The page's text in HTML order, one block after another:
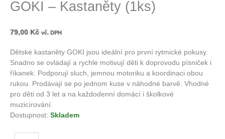
GOKI – Kastaněty (1ks)
79,00 Kč vč. DPH
Dětské kastaněty GOKI jsou ideální pro první rytmické pokusy.
Snadno se ovládají a rychle motivují děti k doprovodu písniček i
říkanek. Podporují sluch, jemnou motoriku a koordinaci obou
rukou. Prodávají se po jednom kuse v náhodné barvě. Vhodné
pro děti od 3 let a na každodenní domácí i školkové
muzicírování.
Dostupnost: Skladem